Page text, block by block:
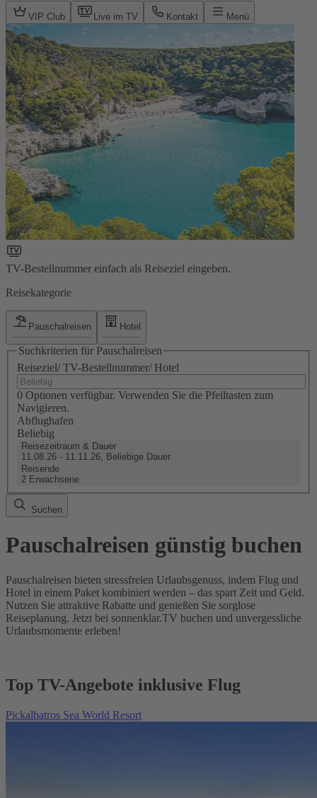
VIP Club Live im TV Kontakt Menü
TV-Bestellnummer einfach als Reiseziel eingeben.
Reisekategorie
Pauschalreisen Hotel
Suchkriterien für Pauschalreisen
Reiseziel/ TV-Bestellnummer/ Hotel
0 Optionen verfügbar. Verwenden Sie die Pfeiltasten zum
Navigieren.
Abflughafen
Beliebig
Reisezeitraum & Dauer
11.08.26 - 11.11.26, Beliebige Dauer
Reisende
2 Erwachsene
Suchen
Pauschalreisen günstig buchen
Pauschalreisen bieten stressfreien Urlaubsgenuss, indem Flug und
Hotel in einem Paket kombiniert werden – das spart Zeit und Geld.
Nutzen Sie attraktive Rabatte und genießen Sie sorglose
Reiseplanung. Jetzt bei sonnenklar.TV buchen und unvergessliche
Urlaubsmomente erleben!
Top TV-Angebote inklusive Flug
Pickalbatros Sea World Resort